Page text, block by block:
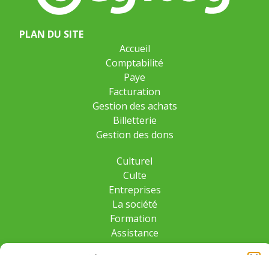
PLAN DU SITE
Accueil
Comptabilité
Paye
Facturation
Gestion des achats
Billetterie
Gestion des dons
Culturel
Culte
Entreprises
La société
Formation
Assistance
Méthodologie & expertise